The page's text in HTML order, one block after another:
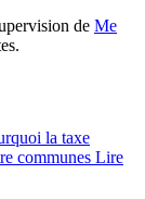
de Me
la taxe
communes Lire